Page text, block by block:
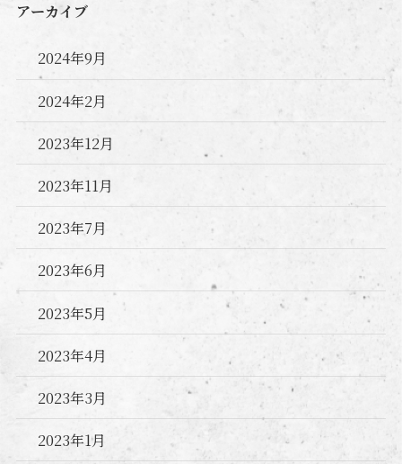
アーカイブ
2024年9月
2024年2月
2023年12月
2023年11月
2023年7月
2023年6月
2023年5月
2023年4月
2023年3月
2023年1月